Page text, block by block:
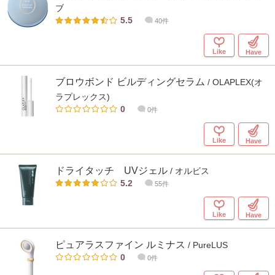
ブ
5.5
40件
Like Have
ブロウボンド ビルディングセラム / OLAPLEX(オ
ラプレックス)
0
0件
Like Have
ドライタッチ UVジェル / オルビス
5.2
55件
Like Have
ピュアラスファイン ルミナス / PureLUS
0
0件